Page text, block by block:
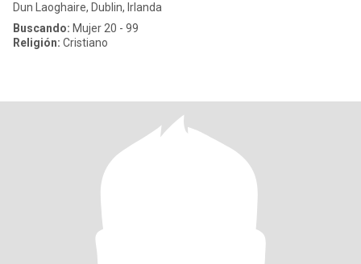
Dun Laoghaire, Dublin, Irlanda
Buscando: Mujer 20 - 99
Religión: Cristiano